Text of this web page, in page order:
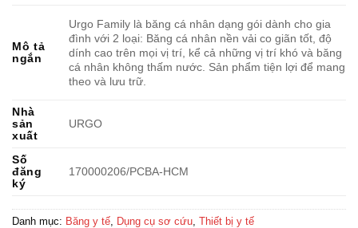
Mô tả
ngắn
Urgo Family là băng cá nhân dạng gói dành cho gia
đình với 2 loại: Băng cá nhân nền vải co giãn tốt, độ
dính cao trên mọi vị trí, kể cả những vị trí khó và băng
cá nhân không thấm nước. Sản phẩm tiện lợi để mang
theo và lưu trữ.
Nhà
sản
xuất
URGO
Số
đăng
ký
170000206/PCBA-HCM
Danh mục: Băng y tế Dụng cụ sơ cứu Thiết bị y tế